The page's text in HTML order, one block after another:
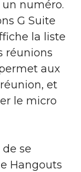
numéro.
G Suite
la liste
réunions
aux
et
le micro
se
Hangouts